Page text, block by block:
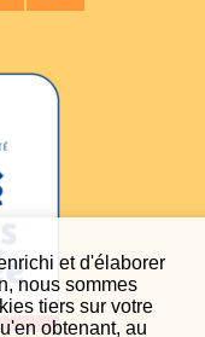
et d'élaborer
nous sommes
tiers sur votre
obtenant, au